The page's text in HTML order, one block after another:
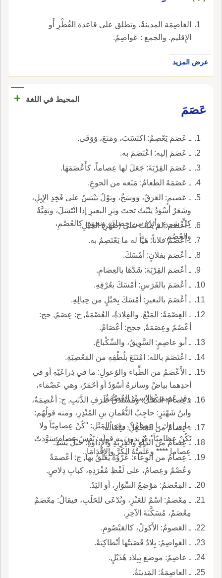
العَاصِمَة المدينةُ، وتطلق على قاعدة القُطْرِ أَو
الإِقليم. والجمع : عَواصِمُ.
عرض المزيد
المحيط في اللغة
+
عَصَمَ
ـ عَصَمَ يَعْصِمُ: اكتَسَبَ، ومَنَعَ، وَوَقَى.
ـ عَصَمَ إليه: اعْتَصَمَ به.
ـ عَصَمَ القِرْبَةَ: جَعَلَ لها عِصاماً، كأَعْصَمَهَا.
ـ عَصَمَهُ الطعامُ: مَنَعه من الجوعِ.
ـ عَصيمٍ: العَرَقُ، وَوَسَخٌ، وبَوْلٌ يَيْبَسُ على فَخِذِ الإِبِلِ،
وشَعَرٌ أسْوَدُ يَنْبُتُ تحتَ وبَرِ البعيرِ إذا انْتَسَلَ، وبَقِيَّةُ
كلِّ شيءٍ وأثرهُ من خِضابٍ ونحوِهِ، كالعُصْمِ،
والعُصُمِ.
ـ أعْصَمَ: لم يَثْبُتُ على (ظَهْرِ) الخَيْلِ.
ـ أعْصَمَ فلاناً: هَيَّأَ له ما يَعْتَصِمُ به.
ـ أعْصَمَ بفلانٍ: أمْسَكَ.
ـ أعْصَمَ القِرْبَةَ: شَدَّهَا بالعِصَامِ.
ـ أعْصَمَ بالفَرَسِ: أمْسَكَ بعُرْفِهِ.
ـ أعْصَمَ بالبعيرِ: أمْسَكَ بِحَبْلٍ من حِبالِهِ.
ـ العِصْمَةُ: المَنْعُ. والقِلادَةُ، العُصْمَةُ, ج: عِصَمٌ, جج:
أعْصُمٌ وعِصَمَةٌ, ججج: أعْصَامٌ.
ـ أبو عاصِمٍ: السَّوِيقُ، والسِّكْباجُ.
ـ اعْتَصَمَ بالله: امْتَنَعَ بلُطْفِهِ من المَعْصِيَةِ.
ـ الأَعْصَمُ من الظِّباء والوُعولِ: ما في ذِراعَيْهِ أو في
أحدِهما بياضٌ وسائرهُ أسْوَدُ أو أحْمَرُ، وهي عَصْمَاء،
وقد عَصِمَ، والاسمُ: العُصْمَةُ.
ـ عِصامٌ: الكُحْلُ، ومُسْتَدَقُّ طَرَفِ الذَّنَبِ, ج: أعْصِمَةٌ،
وابنُ شَهْبَرٍ: حاجِبُ النُّعْمانِ بنِ المُنْذِرِ، ومنه قولُهُم:
ما وراءك يا عِصامُ؟, وفي المَثَلِ: ''كُنْ عِصامِيّاً ولا
تَكُنْ عِظامِيّاً''، يُريدونَ به قولَه: نَفْسُ عِصامٍ سَوَّدَتْ
عِصاما **** وعَلَّمتْهُ الكَرَّ والإِقْدَامَا,.
ـ عِصامٌ من المَحْمِلِ: شِكالُه.
ـ عِصامٌ من الدَّلْوِ والقِرْبَةِ والإِداوَةِ: حَبْلٌ يُشَدُّ.
ـ عِصامٌ من الوِعاء: عُرْوَةٌ يُعَلَّقُ بها, ج: أعْصمَةٌ
وعُصْمٌ وعِصامٌ، على لَفْظِ مُفْرَدِهِ، كبابِ دِلاصٍ.
ـ المِعْصَمُ: مَوْضِعُ السِّوَارِ، أو اليَدُ.
ـ مِعْصَمُ: اسْمٌ للعَنْزِ، وتُدْعَى للحَلَبِ، فيقالُ: مِعْصَمْ
مِعْصَمْ، مُسَكَّنَةَ الآخِرِ.
ـ العَصومُ: الأَكولُ، كالعَيْصُومِ.
ـ العَواصِمُ: بِلادٌ قَصَبَتُها أنْطاكِيَةُ.
ـ عاصِمٌ: موضع بِبِلاد هُذَيْلٍ.
ـ العاصِمَةُ: المَدينَةُ.